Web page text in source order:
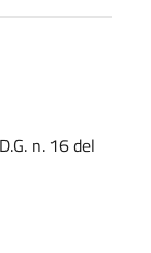
n. 16 del